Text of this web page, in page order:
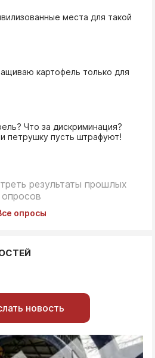
места для такой
картофель только для
Что за дискриминация?
петрушку пусть штрафуют!
результаты прошлых
опросов
опросы
новость